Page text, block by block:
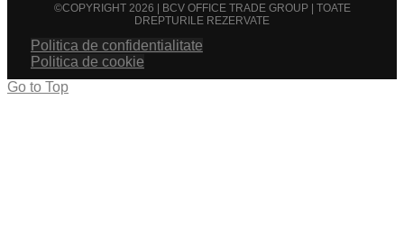
©COPYRIGHT 2026 | BCV OFFICE TRADE GROUP | TOATE
DREPTURILE REZERVATE
Politica de confidentialitate
Politica de cookie
Go to Top